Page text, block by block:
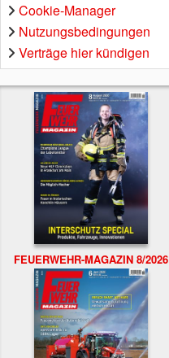
Cookie-Manager
Nutzungsbedingungen
Verträge hier kündigen
FEUERWEHR-MAGAZIN 8/2026